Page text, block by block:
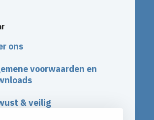
ons
voorwaarden en
& veilig